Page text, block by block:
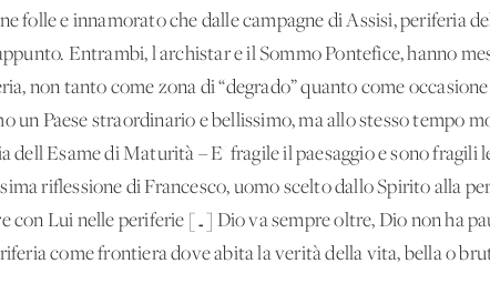
folle e innamorato che dalle campagne di Assisi, periferia
Entrambi, l'archistar e il Sommo Pontefice, hanno
non tanto come zona di “degrado” quanto come
un Paese straordinario e bellissimo, ma allo stesso tempo
dell'Esame di Maturità – E' fragile il paesaggio e sono
riflessione di Francesco, uomo scelto dallo Spirito alla
con Lui nelle periferie […] Dio va sempre oltre, Dio non ha
come frontiera dove abita la verità della vita, bella o